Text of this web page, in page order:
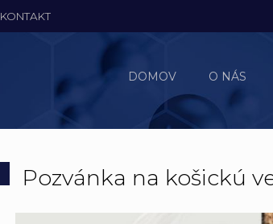
DOMOV O NÁS
KONTAKT
Pozvánka na košickú